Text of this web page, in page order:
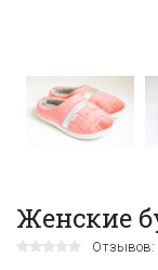
Женские
Отзывов: